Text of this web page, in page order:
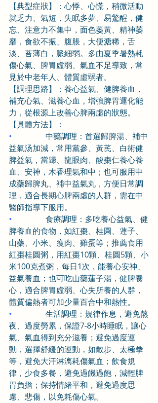
【典型症狀】：心悸、心慌，稍微活動
就乏力、氣短，失眠多夢、易驚醒，健
忘、注意力不集中，面色萎黃、精神萎
靡，食欲不振、腹脹，大便溏稀，舌
淡、苔薄白，脈細弱。多由夏季暑熱耗
傷心氣、脾胃虛弱、氣血不足導致，常
見於中老年人、體質虛弱者。
【調理思路】：養心益氣、健脾養血，
補充心氣、滋養心血，增強脾胃運化能
力，從根源上改善心脾兩虛的狀態。
【具體方法】：
• 中藥調理：首選歸脾湯、補中
益氣汤加減，常用黨參、黃芪、白術健
脾益氣，當歸、龍眼肉、酸棗仁養心養
血、安神，木香理氣和中；也可服用中
成藥歸脾丸、補中益氣丸，方便日常調
理，適合長期心脾兩虛的人群，需在中
醫師指導下服用。
• 食療調理：多吃養心益氣、健
脾養血的食物，如紅棗、桂圓、蓮子、
山藥、小米、瘦肉、雞蛋等；推薦食用
紅棗桂圓粥，用紅棗10顆、桂圓5顆、小
米100克煮粥，每日1次，能養心安神、
益氣養血；也可吃山藥蓮子湯，健脾養
心，適合脾胃虛弱、心失所養的人群，
體質偏熱者可加少量百合中和熱性。
• 生活調理：規律作息，避免熬
夜、過度勞累，保證7-8小時睡眠，讓心
氣、氣血得到充分滋養；避免過度運
動，選擇舒緩的運動，如散步、太極拳
等，避免大汗淋漓耗傷氣血；飲食規
律，少食多餐，避免過饑過飽，減輕脾
胃負擔；保持情緒平和，避免過度思
慮、悲傷，以免耗傷心氣。